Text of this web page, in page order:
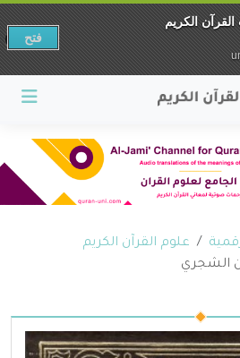
علوم القرآن الكريم
الشجري
الكريم
فتح